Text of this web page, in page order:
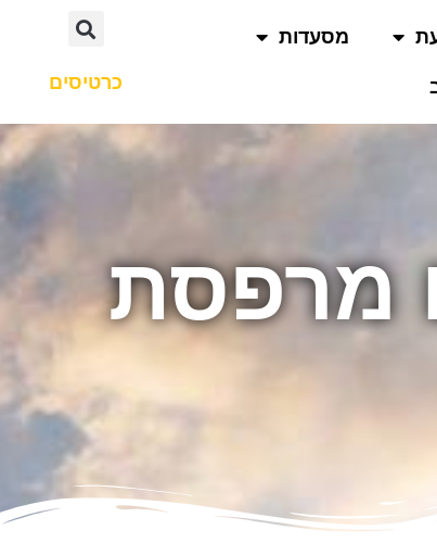
מסעדות
כרטיסים
מרפסת